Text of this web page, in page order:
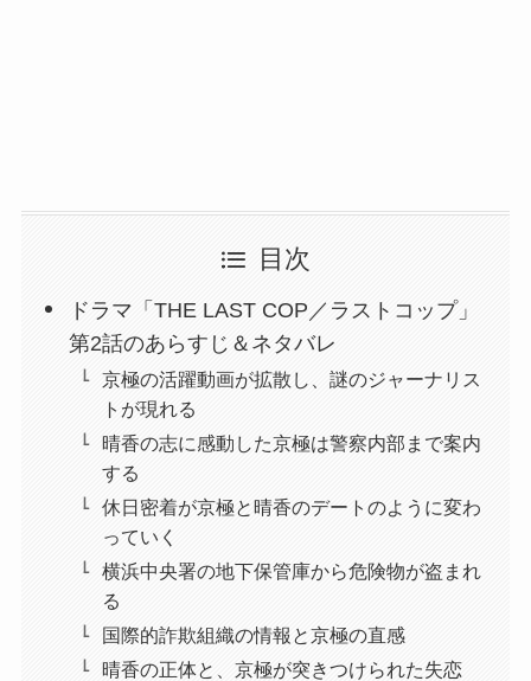
目次
ドラマ「THE LAST COP／ラストコップ」
第2話のあらすじ＆ネタバレ
京極の活躍動画が拡散し、謎のジャーナリス
トが現れる
晴香の志に感動した京極は警察内部まで案内
する
休日密着が京極と晴香のデートのように変わ
っていく
横浜中央署の地下保管庫から危険物が盗まれ
る
国際的詐欺組織の情報と京極の直感
晴香の正体と、京極が突きつけられた失恋